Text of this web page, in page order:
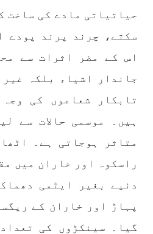
بلوچ نوجوانوں کے عدم
بی ایس او۔ کسی بھی کام
تجربہ کے ملاپ سے انکار
حیاتیاتی مادے کی ساخت
سکتے، چرند پرند پودے
اس کے مضر اثرات سے
جاندار اشیاء بلکہ
تابکار شعاعوں کی
ہیں۔ موسمی حالات سے
راسکوہ اور خاران میں
دئیے بغیر ایٹمی
پہاڑ اور خاران کے
گیا۔ سینکڑوں کی